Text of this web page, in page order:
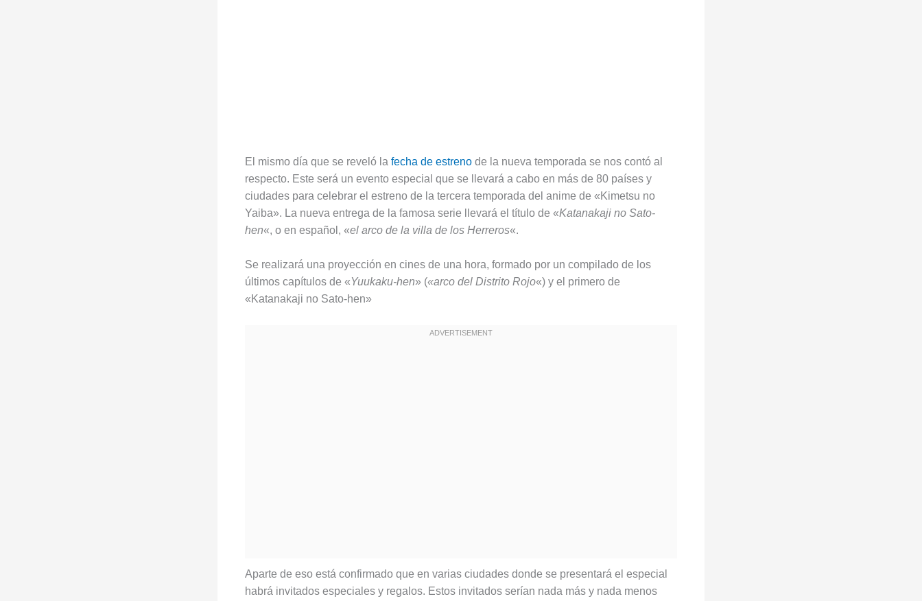
El mismo día que se reveló la fecha de estreno de la nueva temporada se nos contó al
respecto. Este será un evento especial que se llevará a cabo en más de 80 países y
ciudades para celebrar el estreno de la tercera temporada del anime de «Kimetsu no
Yaiba». La nueva entrega de la famosa serie llevará el título de «Katanakaji no Sato-
hen«, o en español, «el arco de la villa de los Herreros«.
Se realizará una proyección en cines de una hora, formado por un compilado de los
últimos capítulos de «Yuukaku-hen» («arco del Distrito Rojo«) y el primero de
«Katanakaji no Sato-hen»
Aparte de eso está confirmado que en varias ciudades donde se presentará el especial
habrá invitados especiales y regalos. Estos invitados serían nada más y nada menos